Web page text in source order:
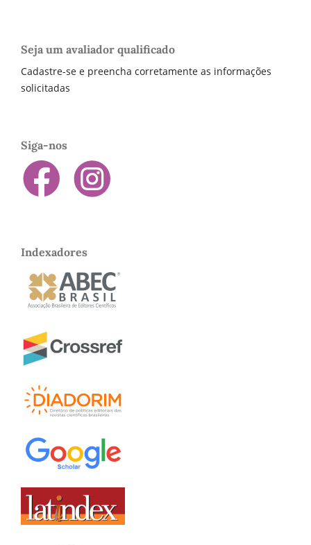
Seja um avaliador qualificado
Cadastre-se e preencha corretamente as informações
solicitadas
Siga-nos
Indexadores